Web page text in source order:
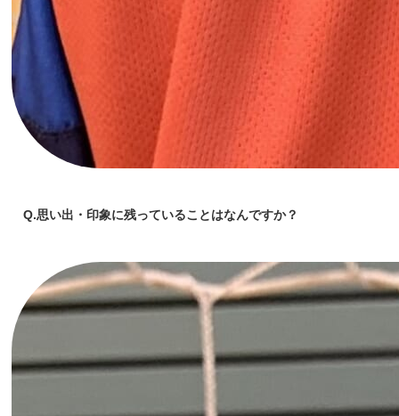
Q.思い出・印象に残っていることはなんですか？